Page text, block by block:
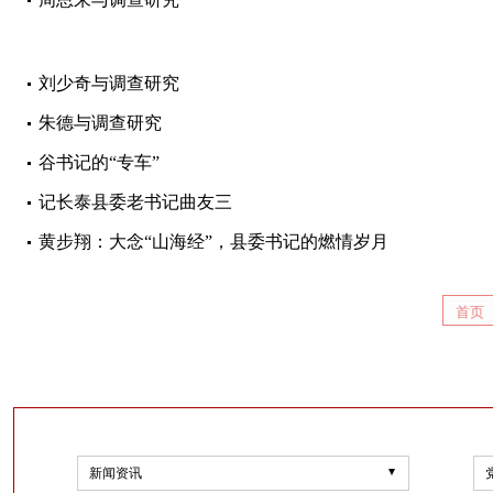
刘少奇与调查研究
朱德与调查研究
谷书记的“专车”
记长泰县委老书记曲友三
黄步翔：大念“山海经”，县委书记的燃情岁月
首页
新闻资讯